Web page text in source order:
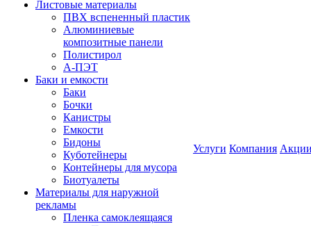
Листовые материалы
ПВХ вспененный пластик
Алюминиевые
композитные панели
Полистирол
А-ПЭТ
Баки и емкости
Баки
Бочки
Канистры
Емкости
Бидоны
Куботейнеры
Контейнеры для мусора
Биотуалеты
Материалы для наружной
рекламы
Пленка самоклеящаяся
Услуги Компания